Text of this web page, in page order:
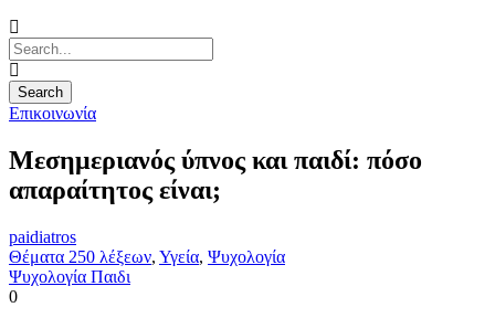
Επικοινωνία
Μεσημεριανός ύπνος και παιδί: πόσο
απαραίτητος είναι;
paidiatros
Θέματα 250 λέξεων, Υγεία, Ψυχολογία
Ψυχολογία Παιδι
0